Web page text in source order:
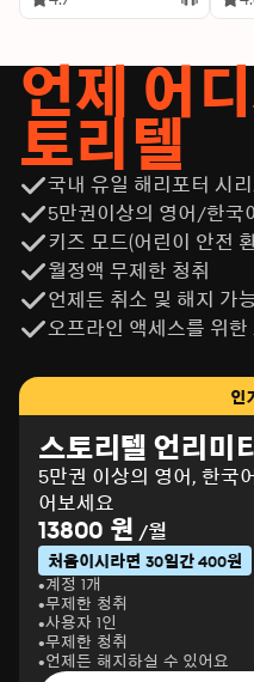
언제 어
토리텔
국내 유일 해리포터 시
5만권이상의 영어/한국
키즈 모드(어린이 안전
월정액 무제한 청취
언제든 취소 및 해지 가
오프라인 액세스를 위한
인기
스토리텔 언리미
5만권 이상의 영어, 한국
어보세요
13800 원 /월
처음이시라면 30일간 400원
계정 1개
무제한 청취
사용자 1인
무제한 청취
언제든 해지하실 수 있어요